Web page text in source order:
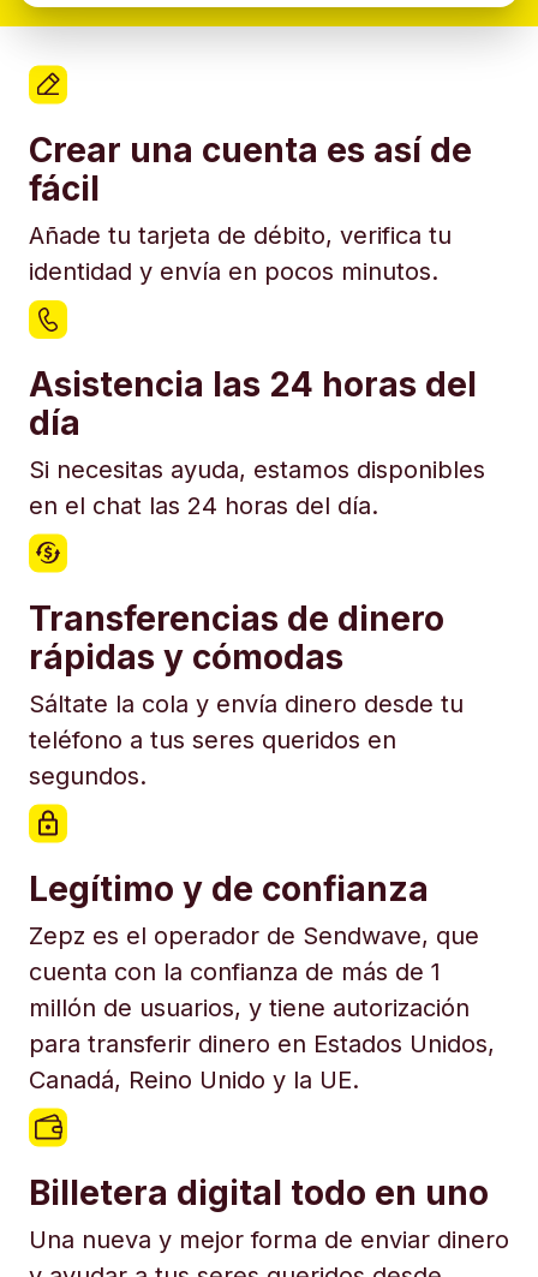
Crear una cuenta es así de
fácil
Añade tu tarjeta de débito, verifica tu
identidad y envía en pocos minutos.
Asistencia las 24 horas del
día
Si necesitas ayuda, estamos disponibles
en el chat las 24 horas del día.
Transferencias de dinero
rápidas y cómodas
Sáltate la cola y envía dinero desde tu
teléfono a tus seres queridos en
segundos.
Legítimo y de confianza
Zepz es el operador de Sendwave, que
cuenta con la confianza de más de 1
millón de usuarios, y tiene autorización
para transferir dinero en Estados Unidos,
Canadá, Reino Unido y la UE.
Billetera digital todo en uno
Una nueva y mejor forma de enviar dinero